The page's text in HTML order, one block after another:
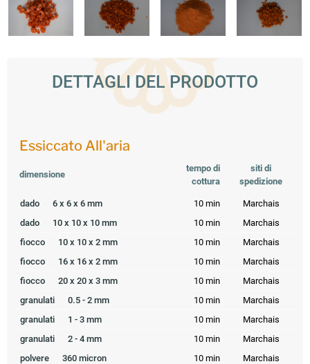
DETTAGLI DEL PRODOTTO
Essiccato All'aria
dimensione
tempo di
cottura
siti di
spedizione
dado 6 x 6 x 6 mm 10 min
Marchais
dado
10 x 10 x 10 mm 10 min
Marchais
fiocco
10 x 10 x 2 mm 10 min
Marchais
fiocco
16 x 16 x 2 mm 10 min
Marchais
fiocco
20 x 20 x 3 mm 10 min
Marchais
granulati
0.5 - 2 mm 10 min
Marchais
granulati
1 - 3 mm 10 min
Marchais
granulati
2 - 4 mm 10 min
Marchais
polvere
360 micron 10 min
Marchais